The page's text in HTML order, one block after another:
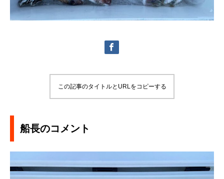
この記事のタイトルとURLをコピーする
船長のコメント